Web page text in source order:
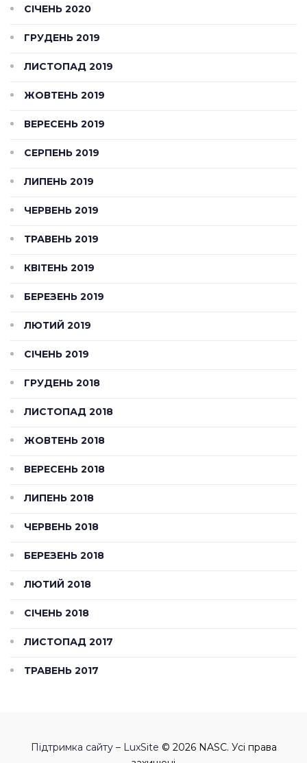
СІЧЕНЬ 2020
ГРУДЕНЬ 2019
ЛИСТОПАД 2019
ЖОВТЕНЬ 2019
ВЕРЕСЕНЬ 2019
СЕРПЕНЬ 2019
ЛИПЕНЬ 2019
ЧЕРВЕНЬ 2019
ТРАВЕНЬ 2019
КВІТЕНЬ 2019
БЕРЕЗЕНЬ 2019
ЛЮТИЙ 2019
СІЧЕНЬ 2019
ГРУДЕНЬ 2018
ЛИСТОПАД 2018
ЖОВТЕНЬ 2018
ВЕРЕСЕНЬ 2018
ЛИПЕНЬ 2018
ЧЕРВЕНЬ 2018
БЕРЕЗЕНЬ 2018
ЛЮТИЙ 2018
СІЧЕНЬ 2018
ЛИСТОПАД 2017
ТРАВЕНЬ 2017
Підтримка сайту – LuxSite © 2026 NASC. Усі права